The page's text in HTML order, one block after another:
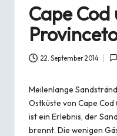
e
e
h
r
Cape Cod
22. September 2014
Meilenlange
Ostküste von Cape Cod
ist ein Erlebnis, der
brennt. Die wenigen